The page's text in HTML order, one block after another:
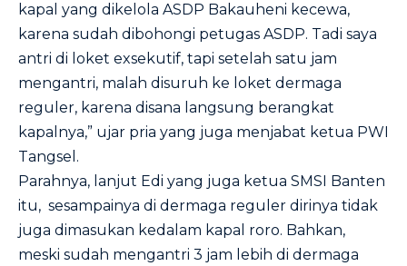
kapal yang dikelola ASDP Bakauheni kecewa,
karena sudah dibohongi petugas ASDP. Tadi saya
antri di loket exsekutif, tapi setelah satu jam
mengantri, malah disuruh ke loket dermaga
reguler, karena disana langsung berangkat
kapalnya,” ujar pria yang juga menjabat ketua PWI
Tangsel.
Parahnya, lanjut Edi yang juga ketua SMSI Banten
itu, sesampainya di dermaga reguler dirinya tidak
juga dimasukan kedalam kapal roro. Bahkan,
meski sudah mengantri 3 jam lebih di dermaga